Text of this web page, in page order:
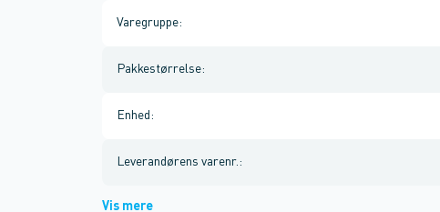
Varegruppe:
Pakkestørrelse:
Enhed :
Leverandørens varenr. :
Vis mere